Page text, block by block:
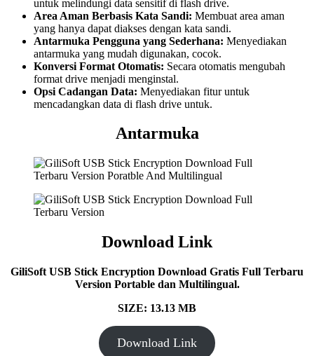
untuk melindungi data sensitif di flash drive.
Area Aman Berbasis Kata Sandi: Membuat area aman
yang hanya dapat diakses dengan kata sandi.
Antarmuka Pengguna yang Sederhana: Menyediakan
antarmuka yang mudah digunakan, cocok.
Konversi Format Otomatis: Secara otomatis mengubah
format drive menjadi menginstal.
Opsi Cadangan Data: Menyediakan fitur untuk
mencadangkan data di flash drive untuk.
Antarmuka
Download Link
GiliSoft USB Stick Encryption Download Gratis Full Terbaru
Version Portable dan Multilingual.
SIZE: 13.13 MB
Download Link